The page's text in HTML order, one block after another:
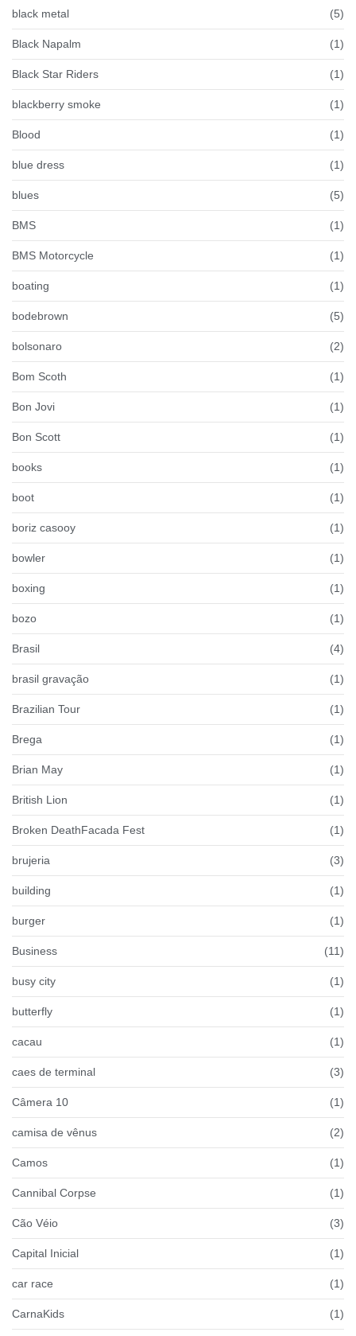
black metal (5)
Black Napalm (1)
Black Star Riders (1)
blackberry smoke (1)
Blood (1)
blue dress (1)
blues (5)
BMS (1)
BMS Motorcycle (1)
boating (1)
bodebrown (5)
bolsonaro (2)
Bom Scoth (1)
Bon Jovi (1)
Bon Scott (1)
books (1)
boot (1)
boriz casooy (1)
bowler (1)
boxing (1)
bozo (1)
Brasil (4)
brasil gravação (1)
Brazilian Tour (1)
Brega (1)
Brian May (1)
British Lion (1)
Broken DeathFacada Fest (1)
brujeria (3)
building (1)
burger (1)
Business (11)
busy city (1)
butterfly (1)
cacau (1)
caes de terminal (3)
Câmera 10 (1)
camisa de vênus (2)
Camos (1)
Cannibal Corpse (1)
Cão Véio (3)
Capital Inicial (1)
car race (1)
CarnaKids (1)